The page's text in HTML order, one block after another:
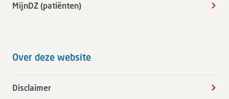
MijnDZ (patiënten)
Over deze website
Disclaimer